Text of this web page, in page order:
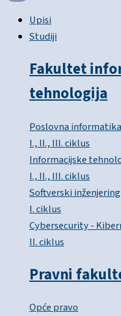
Upisi
Studiji
Fakultet
tehnologija
Poslovna informatika
I., II., III. ciklus
Informacijske
I., II., III. ciklus
Softverski inženjering
I. ciklus
Cybersecurity -
II. ciklus
Pravni
Opće pravo